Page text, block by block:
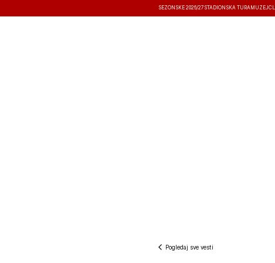
SEZONSKE 2026/27 STADIONSKA TURA MUZEJ
Pogledaj sve vesti